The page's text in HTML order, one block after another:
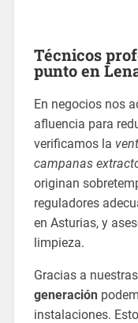
Técnicos
punto en
En negocios nos
afluencia para
verificamos la
campanas
originan
reguladores
en Asturias, y
limpieza.
Gracias a nuestras
generación
instalaciones.